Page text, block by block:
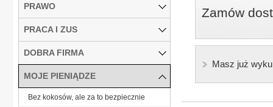
Zamów
Masz już
PRAWO
PRACA I ZUS
DOBRA FIRMA
MOJE PIENIĄDZE
Bez kokosów, ale za to bezpiecznie